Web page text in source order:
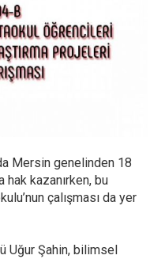
Mersin genelinden 18
kazanırken, bu
çalışması da yer
Uğur Şahin, bilimsel